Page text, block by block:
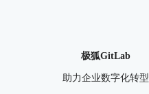
极狐GitLab
助力企业数字化转型